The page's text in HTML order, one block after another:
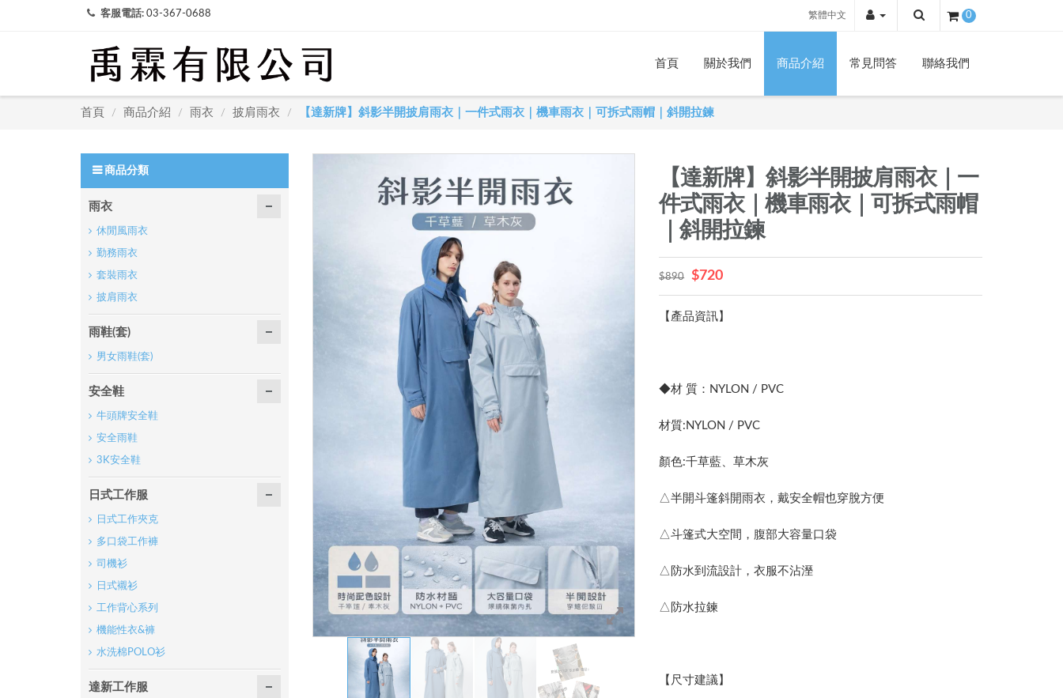
客服電話: 03-367-0688 繁體中文 0
首頁 關於我們 商品介紹 常見問答 聯絡我們
首頁 / 商品介紹 / 雨衣 / 披肩雨衣 / 【達新牌】斜影半開披肩雨衣｜一件式雨衣｜機車雨衣｜可拆式雨帽｜斜開拉鍊
【達新牌】斜影半開披肩雨衣｜一
件式雨衣｜機車雨衣｜可拆式雨帽
｜斜開拉鍊
$890 $720
【產品資訊】
◆材 質：NYLON / PVC
材質:NYLON / PVC
顏色:千草藍、草木灰
△半開斗篷斜開雨衣，戴安全帽也穿脫方便
△斗篷式大空間，腹部大容量口袋
△防水到流設計，衣服不沾溼
△防水拉鍊
【尺寸建議】
商品分類
雨衣
休閒風雨衣
勤務雨衣
套裝雨衣
披肩雨衣
雨鞋(套)
男女雨鞋(套)
安全鞋
牛頭牌安全鞋
安全雨鞋
3K安全鞋
日式工作服
日式工作夾克
多口袋工作褲
司機衫
日式襯衫
工作背心系列
機能性衣&褲
水洗棉POLO衫
達新工作服